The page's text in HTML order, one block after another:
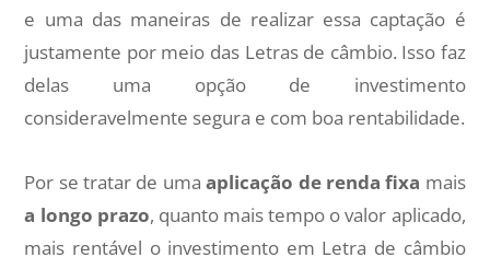
e uma das maneiras de realizar essa captação é
justamente por meio das Letras de câmbio. Isso faz
delas uma opção de investimento
consideravelmente segura e com boa rentabilidade.
Por se tratar de umaaplicação de renda fixa mais
a longo prazo, quanto mais tempo o valor aplicado,
mais rentável o investimento em Letra de câmbio